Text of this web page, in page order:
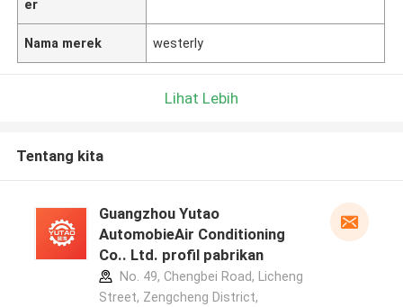
er
Nama merek westerly
Lihat Lebih
Tentang kita
Guangzhou Yutao
AutomobieAir Conditioning
Co.. Ltd. profil pabrikan
No. 49, Chengbei Road, Licheng
Street, Zengcheng District,